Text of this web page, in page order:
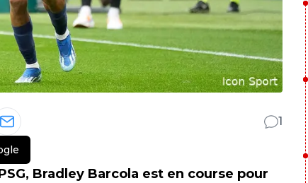
1
Bradley Barcola est en course pour